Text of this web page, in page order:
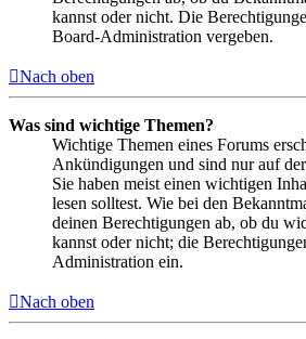
kannst oder nicht. Die
Board-Administration vergeben.
Nach oben
Was sind wichtige Themen?
Wichtige Themen eines Forums
Ankündigungen und sind nur auf der
Sie haben meist einen wichtigen
lesen solltest. Wie bei den
deinen Berechtigungen ab, ob du
kannst oder nicht; die
Administration ein.
Nach oben